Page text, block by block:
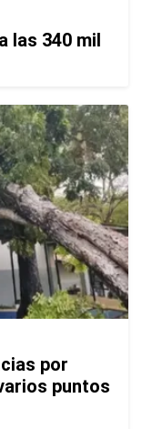
las 340 mil
por
puntos